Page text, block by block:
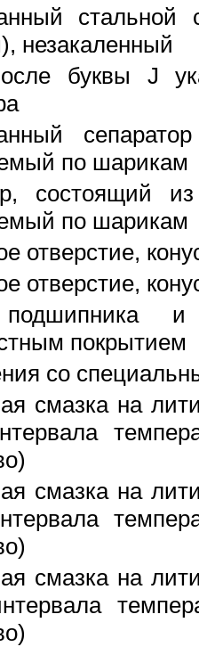
стальной
незакаленный
буквы J
по шарикам
состоящий
по шарикам
отверстие,
отверстие,
покрытием
со
смазка на
смазка на
смазка на